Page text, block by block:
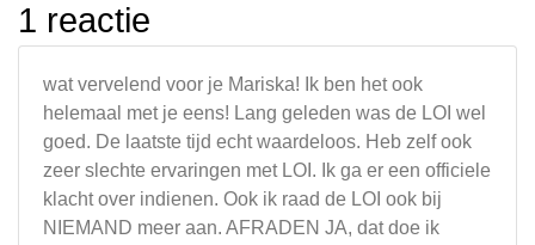
1 reactie
wat vervelend voor je Mariska! Ik ben het ook
helemaal met je eens! Lang geleden was de LOI wel
goed. De laatste tijd echt waardeloos. Heb zelf ook
zeer slechte ervaringen met LOI. Ik ga er een officiele
klacht over indienen. Ook ik raad de LOI ook bij
NIEMAND meer aan. AFRADEN JA, dat doe ik